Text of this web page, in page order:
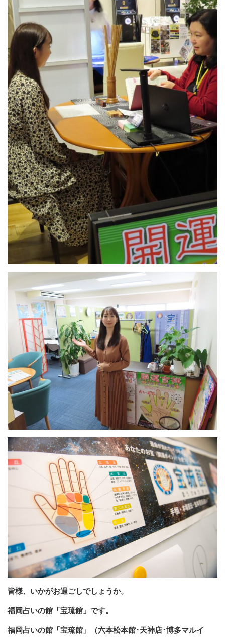
皆様、いかがお過ごしでしょうか。
福岡占いの館「宝琉館」です。
福岡占いの館「宝琉館」（六本松本館･天神店･博多マルイ